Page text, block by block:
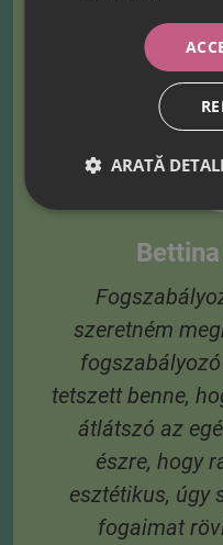
szeretném
tetszett benne,
átlátszó az
észre, hogy
esztétikus, úgy
fogaimat
ARATĂ